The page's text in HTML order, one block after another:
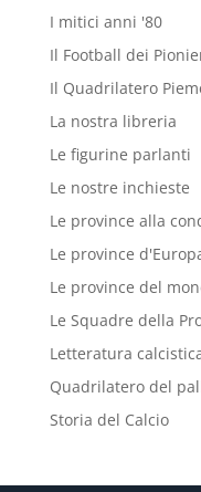
I mitici anni '80
Il Football dei
Il Quadrilatero
La nostra libreria
Le figurine parlanti
Le nostre inchieste
Le province alla
Le province
Le province del
Le Squadre della
Letteratura
Quadrilatero del
Storia del Calcio